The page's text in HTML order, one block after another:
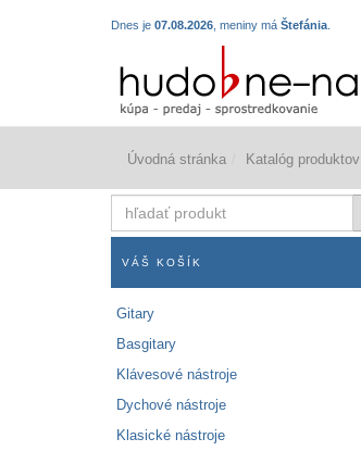
Dnes je 07.08.2026 , meniny má Štefánia
Úvodná stránka Katalóg produktov
produkt
VÁŠ KOŠÍK
Gitary
Basgitary
Klávesové nástroje
Dychové nástroje
Klasické nástroje